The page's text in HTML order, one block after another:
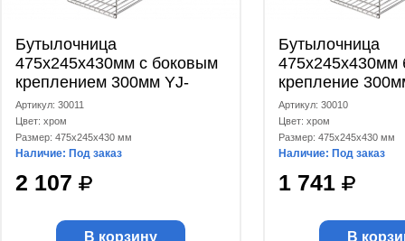
Бутылочница
475x245x430мм с боковым
креплением 300мм YJ-
G6004B
Артикул: 30011
Цвет: хром
Размер: 475x245x430 мм
Наличие: Под заказ
2 107
В корзину
Бутылочница
475x245x430мм
крепление
Артикул: 30010
Цвет: хром
Размер: 475x245x430 мм
Наличие: Под заказ
1 741
В